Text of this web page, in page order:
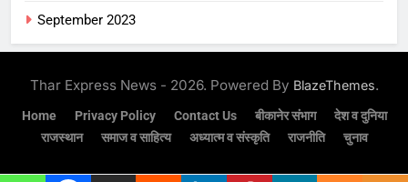
September 2023
Thar Express News - 2026. Powered By BlazeThemes.
Home Privacy Policy Contact Us बीकानेर संभाग
देश व दुनिया
राजस्थान
समाज व साहित्य अध्यात्म व संस्कृति राजनीति चुनाव